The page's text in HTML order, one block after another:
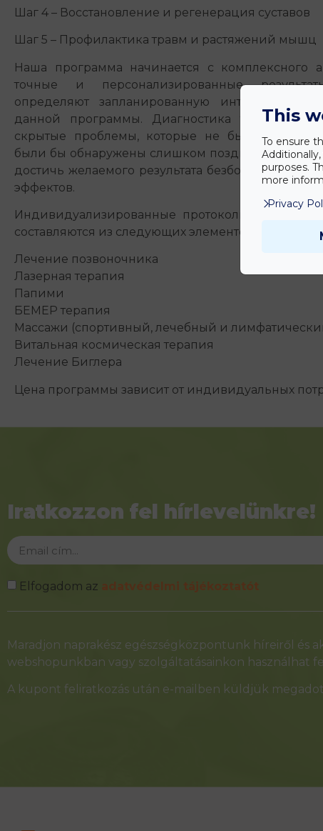
Шаг 4 – Восстановление и регенерация суставов
Шаг 5 – Профилактика травм и растяжений мышц
Наша программа начинается с комплексного
точные и персонализированные
определяют запланированную интенсивность
данной программы. Диагностика также
скрытые проблемы, которые не были бы
были бы обнаружены слишком поздно.
достичь желаемого результата безболезненно и
эффектов.
Индивидуализированные протоколы лечебной
составляются из следующих элементов:
Лечение позвоночника
Лазерная терапия
Папими
БЕМЕР терапия
Массажи (спортивный, лечебный и
Витальная космическая терапия
Лечение Биглера
Цена программы зависит от индивидуальных
Iratkozzon fel hírlevelünkre!
Elfogadom az
Alternative:
Maradjon naprakész egészségközpontunk híreiről és
webshopunkban vagy szolgáltatásainkon használhat
A kupont feliratkozás után e-mailben küldjük
This
To ensure
purposes.
more
Privacy